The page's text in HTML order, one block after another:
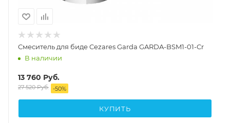
Смеситель для биде Cezares Garda GARDA-BSM1-01-Cr
В наличии
13 760 Руб.
27 520Руб. -50%
КУПИТЬ